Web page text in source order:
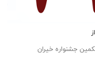
جشنواره خیران